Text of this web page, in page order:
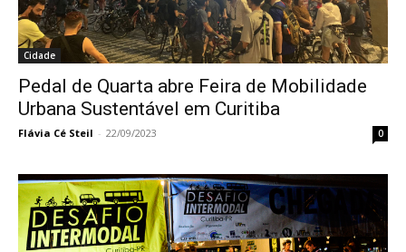
Cidade
Pedal de Quarta abre Feira de Mobilidade
Urbana Sustentável em Curitiba
Flávia Cé Steil - 22/09/2023 0